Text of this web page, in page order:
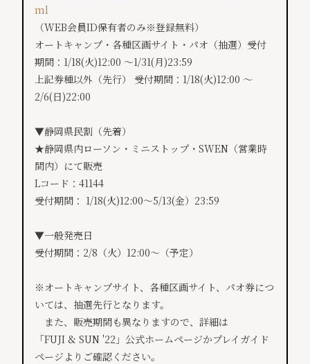
ml
（WEB会員ID保有者のみ※登録無料）
オートキャンプ・各種区画サイト・パオ（抽選）受付
期間：1/18(火)12:00 ～1/31(月)23:59
上記券種以外（先行） 受付期間：1/18(火)12:00 ～
2/6(日)22:00
▼静岡県民割（先着）
★静岡県内ローソン・ミニストップ・SWEN（営業時
間内）にて販売
Lコード：41144
受付期間： 1/18(火)12:00～5/13(金）23:59
▼一般発売日
受付期間：2/8（火）12:00～（予定）
※オートキャンプサイト、各種区画サイト、パオ券につ
いては、抽選先行となります。
また、販売期間も異なりますので、詳細は
「FUJI & SUN '22」公式ホームページかプレイガイド
ページよりご確認ください。